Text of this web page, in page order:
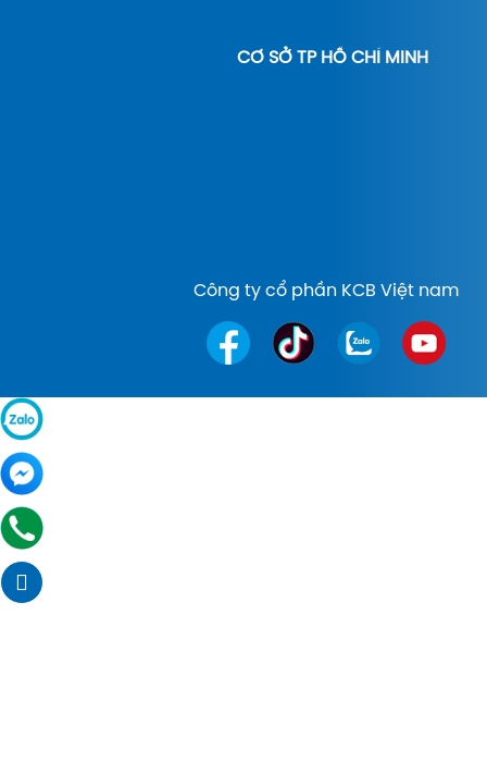
CƠ SỞ TP HỒ CHÍ MINH
Công ty cổ phần KCB Việt nam